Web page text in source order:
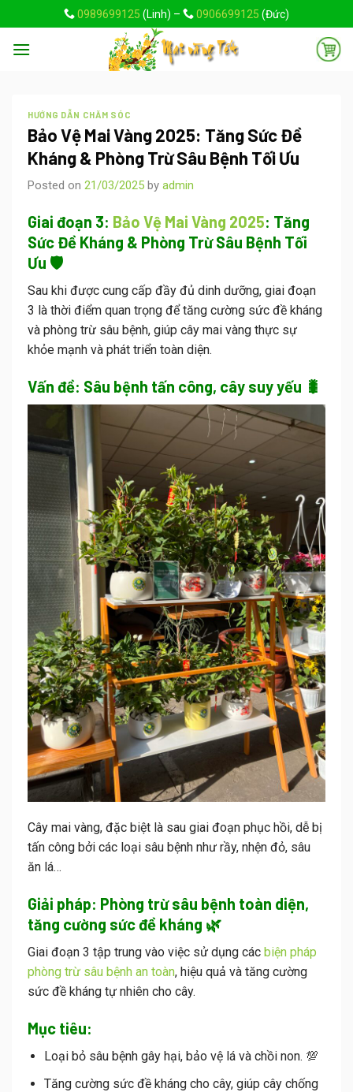
to
content
0989699125 (Linh) – 0906699125 (Đức)
HƯỚNG DẪN CHĂM SÓC
Bảo Vệ Mai Vàng 2025: Tăng Sức Đề
Kháng & Phòng Trừ Sâu Bệnh Tối Ưu
Posted on 21/03/2025 by admin
Giai đoạn 3: Bảo Vệ Mai Vàng 2025: Tăng
Sức Đề Kháng & Phòng Trừ Sâu Bệnh Tối
Ưu 🛡️
Sau khi được cung cấp đầy đủ dinh dưỡng, giai đoạn
3 là thời điểm quan trọng để tăng cường sức đề kháng
và phòng trừ sâu bệnh, giúp cây mai vàng thực sự
khỏe mạnh và phát triển toàn diện.
Vấn đề: Sâu bệnh tấn công, cây suy yếu 🐛
Cây mai vàng, đặc biệt là sau giai đoạn phục hồi, dễ bị
tấn công bởi các loại sâu bệnh như rầy, nhện đỏ, sâu
ăn lá…
Giải pháp: Phòng trừ sâu bệnh toàn diện,
tăng cường sức đề kháng 🌿
Giai đoạn 3 tập trung vào việc sử dụng các biện pháp
phòng trừ sâu bệnh an toàn, hiệu quả và tăng cường
sức đề kháng tự nhiên cho cây.
Mục tiêu:
Loại bỏ sâu bệnh gây hại, bảo vệ lá và chồi non. 💯
Tăng cường sức đề kháng cho cây, giúp cây chống